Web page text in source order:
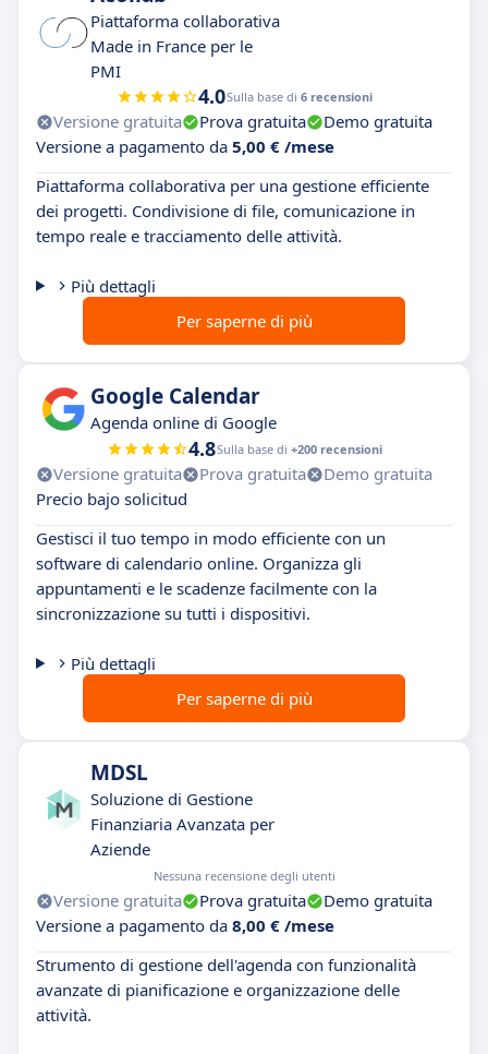
Piattaforma collaborativa
Made in France per le
PMI
4.0Sulla base di 6 recensioni
Versione gratuita Prova gratuita
Demo gratuita
Versione a pagamento da 5,00 € /mese
Piattaforma collaborativa per una gestione efficiente
dei progetti. Condivisione di file, comunicazione in
tempo reale e tracciamento delle attività.
Più dettagli
Per saperne di più
Google Calendar
Agenda online di Google
4.8Sulla base di +200 recensioni
Versione gratuita Prova gratuita
Demo gratuita
Precio bajo solicitud
Gestisci il tuo tempo in modo efficiente con un
software di calendario online. Organizza gli
appuntamenti e le scadenze facilmente con la
sincronizzazione su tutti i dispositivi.
Più dettagli
Per saperne di più
MDSL
Soluzione di Gestione
Finanziaria Avanzata per
Aziende
Nessuna recensione degli utenti
Versione gratuita Prova gratuita
Demo gratuita
Versione a pagamento da 8,00 € /mese
Strumento di gestione dell'agenda con funzionalità
avanzate di pianificazione e organizzazione delle
attività.